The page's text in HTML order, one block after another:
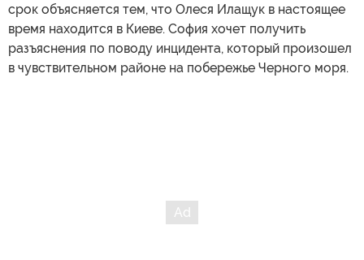
срок объясняется тем, что Олеся Илащук в настоящее
время находится в Киеве. София хочет получить
разъяснения по поводу инцидента, который произошел
в чувствительном районе на побережье Черного моря.